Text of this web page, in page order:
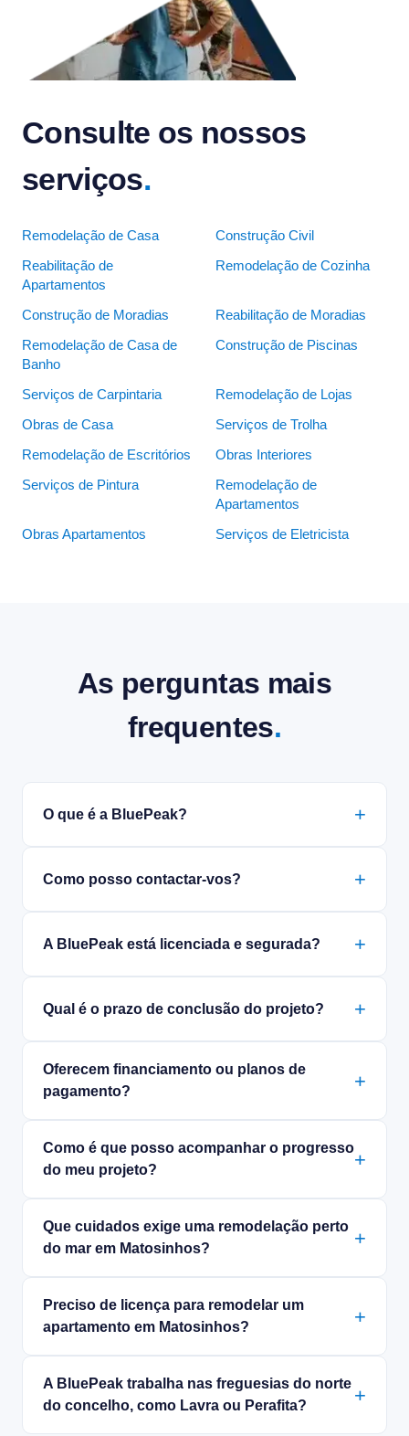
Consulte os nossos
serviços.
Remodelação de Casa Construção Civil
Reabilitação de
Apartamentos
Remodelação de Cozinha
Construção de Moradias Reabilitação de Moradias
Remodelação de Casa de
Banho
Construção de Piscinas
Serviços de Carpintaria Remodelação de Lojas
Obras de Casa Serviços de Trolha
Remodelação de Escritórios Obras Interiores
Serviços de Pintura
Remodelação de
Apartamentos
Obras Apartamentos Serviços de Eletricista
As perguntas mais
frequentes.
O que é a BluePeak?
Como posso contactar-vos?
A BluePeak está licenciada e segurada?
Qual é o prazo de conclusão do projeto?
Oferecem financiamento ou planos de
pagamento?
Como é que posso acompanhar o progresso
do meu projeto?
Que cuidados exige uma remodelação perto
do mar em Matosinhos?
Preciso de licença para remodelar um
apartamento em Matosinhos?
A BluePeak trabalha nas freguesias do norte
do concelho, como Lavra ou Perafita?